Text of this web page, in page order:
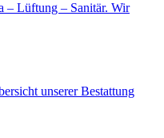
Lüftung – Sanitär. Wir
unserer Bestattung